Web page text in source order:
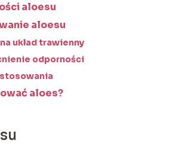
aloesu
aloesu
układ trawienny
odporności
aloes?